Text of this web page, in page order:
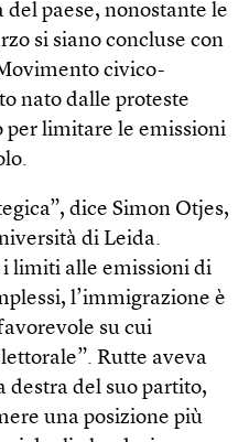
paese, nonostante le
si siano concluse con
civico-
nato dalle proteste
per limitare le emissioni
dice Simon Otjes,
di Leida.
limiti alle emissioni di
l’immigrazione è
su cui
Rutte aveva
destra del suo partito,
una posizione più